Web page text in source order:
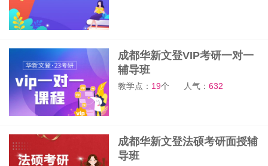
成都华新文登VIP考研一对一
辅导班
教学点： 19个 人气：632
成都华新文登法硕考研面授辅
导班